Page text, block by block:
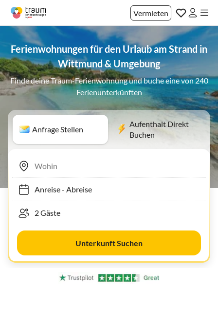
Vermieten
Ferienwohnungen für den Urlaub am Strand in
Wittmund & Umgebung
Finde deine Traum-Ferienwohnung und buche eine von 240
Ferienunterkünften
Anfrage Stellen
Aufenthalt Direkt
Buchen
Anreise- Abreise
Unterkunft Suchen